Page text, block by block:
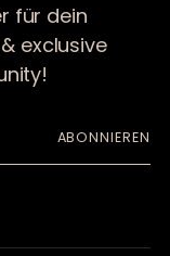
für dein
exclusive
ABONNIEREN